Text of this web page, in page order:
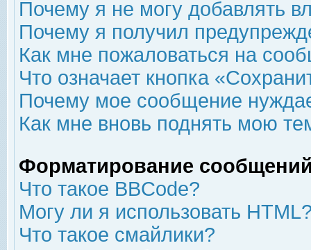
Почему я не могу добавлять
Почему я получил
Как мне пожаловаться на
Что означает кнопка
Почему мое сообщение
Как мне вновь поднять мою
Форматирование
Что такое BBCode?
Могу ли я использовать
Что такое смайлики?